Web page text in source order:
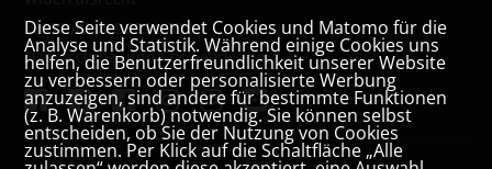
VERTRAG WIDERRUFEN
Datenschutz- und Cookieerklärung
Diese Seite verwendet Cookies und Matomo für die
Analyse und Statistik. Während einige Cookies uns
helfen, die Benutzerfreundlichkeit unserer Website
zu verbessern oder personalisierte Werbung
anzuzeigen, sind andere für bestimmte Funktionen
(z. B. Warenkorb) notwendig. Sie können selbst
entscheiden, ob Sie der Nutzung von Cookies
zustimmen. Per Klick auf die Schaltfläche „Alle